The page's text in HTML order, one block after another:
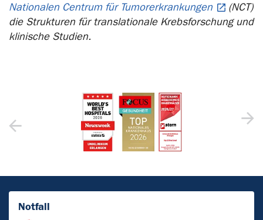
Nationalen Centrum für Tumorerkrankungen
(NCT)
die Strukturen für translationale Krebsforschung und
klinische Studien.
Notfall